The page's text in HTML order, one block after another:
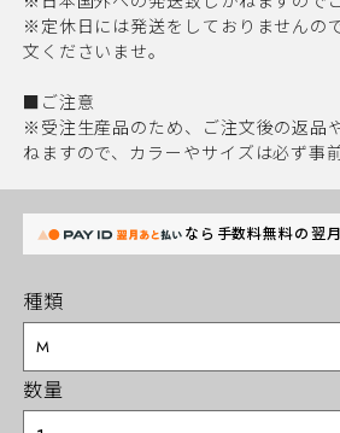
※定休日には発送をしておりませんの
文くださいませ。
■ご注意
※受注生産品のため、ご注文後の返品
ねますので、カラーやサイズは必ず事
なら 手数料無料の翌
種類
数量